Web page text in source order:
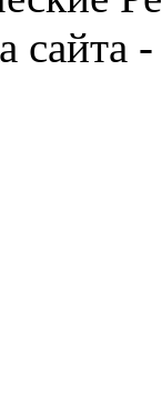
сайта